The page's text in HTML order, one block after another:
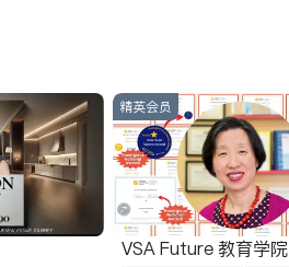
精英会员
VSA Future 教育学院